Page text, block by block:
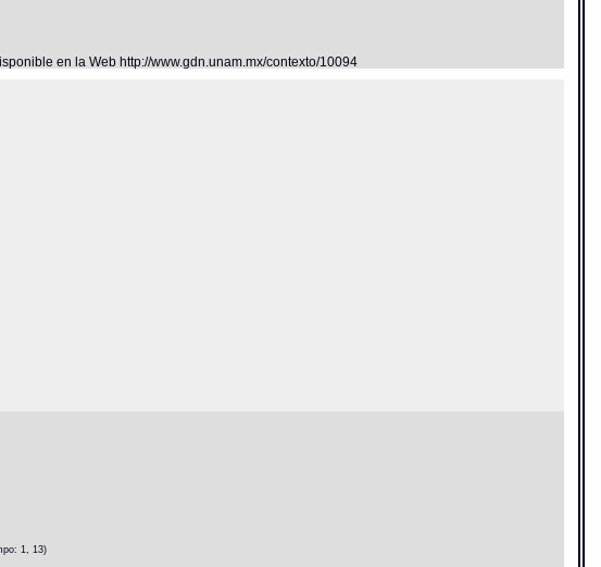
en la Web http://www.gdn.unam.mx/contexto/10094
1, 13)